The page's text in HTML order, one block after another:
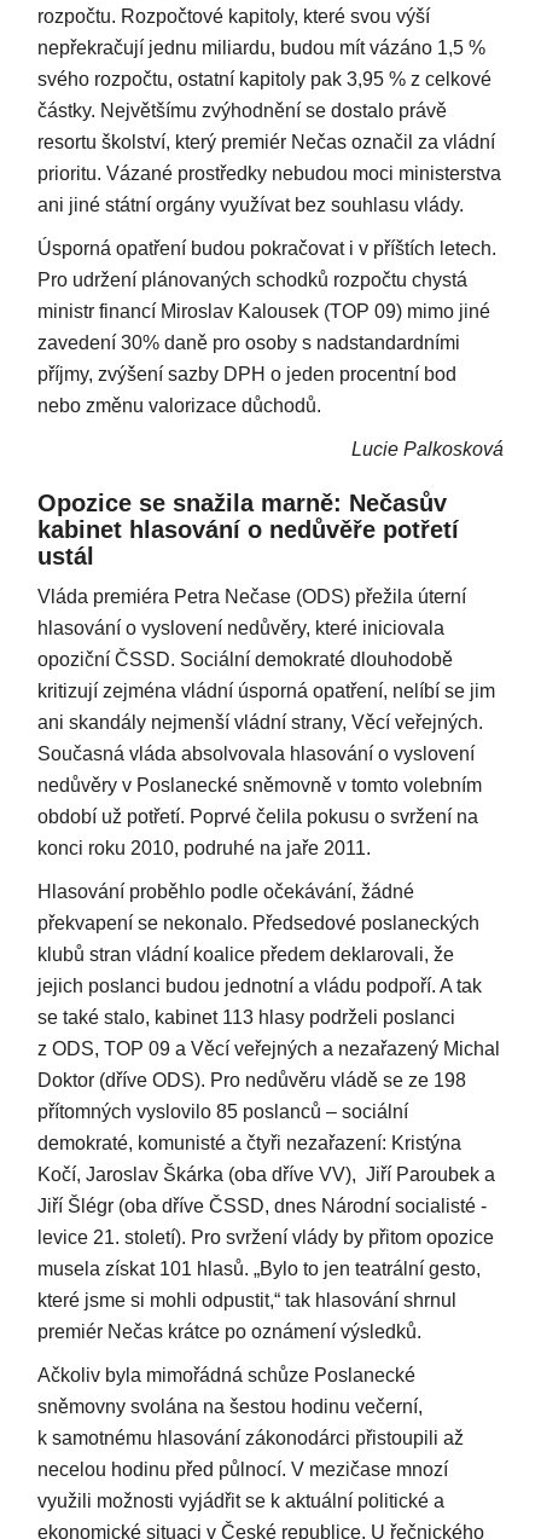
rozpočtu. Rozpočtové kapitoly, které svou výší
nepřekračují jednu miliardu, budou mít vázáno 1,5 %
svého rozpočtu, ostatní kapitoly pak 3,95 % z celkové
částky. Největšímu zvýhodnění se dostalo právě
resortu školství, který premiér Nečas označil za vládní
prioritu. Vázané prostředky nebudou moci ministerstva
ani jiné státní orgány využívat bez souhlasu vlády.
Úsporná opatření budou pokračovat i v příštích letech.
Pro udržení plánovaných schodků rozpočtu chystá
ministr financí Miroslav Kalousek (TOP 09) mimo jiné
zavedení 30% daně pro osoby s nadstandardními
příjmy, zvýšení sazby DPH o jeden procentní bod
nebo změnu valorizace důchodů.
Lucie Palkosková
Opozice se snažila marně: Nečasův
kabinet hlasování o nedůvěře potřetí
ustál
Vláda premiéra Petra Nečase (ODS) přežila úterní
hlasování o vyslovení nedůvěry, které iniciovala
opoziční ČSSD. Sociální demokraté dlouhodobě
kritizují zejména vládní úsporná opatření, nelíbí se jim
ani skandály nejmenší vládní strany, Věcí veřejných.
Současná vláda absolvovala hlasování o vyslovení
nedůvěry v Poslanecké sněmovně v tomto volebním
období už potřetí. Poprvé čelila pokusu o svržení na
konci roku 2010, podruhé na jaře 2011.
Hlasování proběhlo podle očekávání, žádné
překvapení se nekonalo. Předsedové poslaneckých
klubů stran vládní koalice předem deklarovali, že
jejich poslanci budou jednotní a vládu podpoří. A tak
se také stalo, kabinet 113 hlasy podrželi poslanci
z ODS, TOP 09 a Věcí veřejných a nezařazený Michal
Doktor (dříve ODS). Pro nedůvěru vládě se ze 198
přítomných vyslovilo 85 poslanců – sociální
demokraté, komunisté a čtyři nezařazení: Kristýna
Kočí, Jaroslav Škárka (oba dříve VV), Jiří Paroubek a
Jiří Šlégr (oba dříve ČSSD, dnes Národní socialisté -
levice 21. století). Pro svržení vlády by přitom opozice
musela získat 101 hlasů. „Bylo to jen teatrální gesto,
které jsme si mohli odpustit,“ tak hlasování shrnul
premiér Nečas krátce po oznámení výsledků.
Ačkoliv byla mimořádná schůze Poslanecké
sněmovny svolána na šestou hodinu večerní,
k samotnému hlasování zákonodárci přistoupili až
necelou hodinu před půlnocí. V mezičase mnozí
využili možnosti vyjádřit se k aktuální politické a
ekonomické situaci v České republice. U řečnického